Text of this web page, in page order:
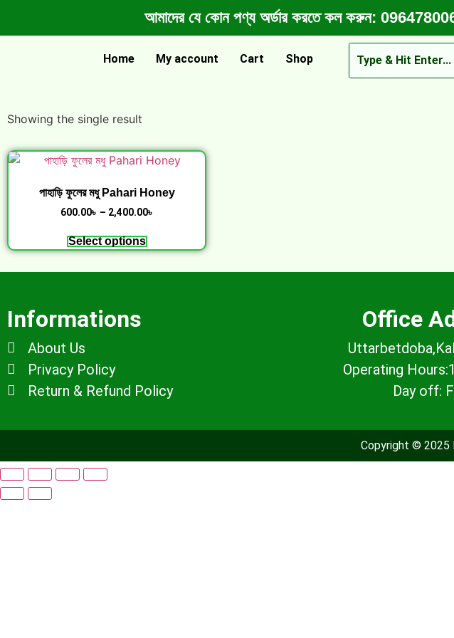
আমাদের যে কোন পণ্য অর্ডার করতে কল করুন:
Home My account Cart Shop
Showing the single result
পাহাড়ি ফুলের মধু Pahari Honey
600.00৳ – 2,400.00৳
Select options
Informations
About Us
Privacy Policy
Return & Refund Policy
Office
Operating
Day off:
Copyright © 2025